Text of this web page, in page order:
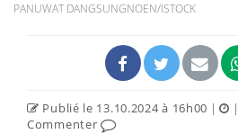
PANUWAT DANGSUNGNOEN/ISTOCK
Publié le 13.10.2024 à 16h00 | |
Commenter